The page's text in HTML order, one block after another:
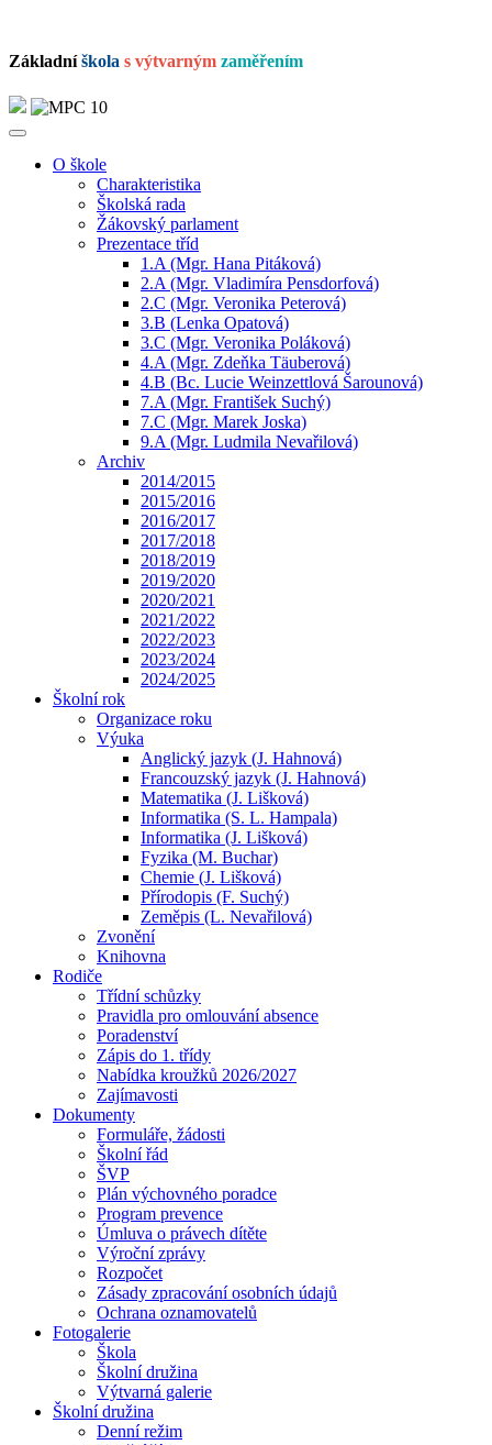
Základníškola s výtvarným zaměřením
O škole
Charakteristika
Školská rada
Žákovský parlament
Prezentace tříd
1.A (Mgr. Hana Pitáková)
2.A (Mgr. Vladimíra Pensdorfová)
2.C (Mgr. Veronika Peterová)
3.B (Lenka Opatová)
3.C (Mgr. Veronika Poláková)
4.A (Mgr. Zdeňka Täuberová)
4.B (Bc. Lucie Weinzettlová Šarounová)
7.A (Mgr. František Suchý)
7.C (Mgr. Marek Joska)
9.A (Mgr. Ludmila Nevařilová)
Archiv
2014/2015
2015/2016
2016/2017
2017/2018
2018/2019
2019/2020
2020/2021
2021/2022
2022/2023
2023/2024
2024/2025
Školní rok
Organizace roku
Výuka
Anglický jazyk (J. Hahnová)
Francouzský jazyk (J. Hahnová)
Matematika (J. Lišková)
Informatika (S. L. Hampala)
Informatika (J. Lišková)
Fyzika (M. Buchar)
Chemie (J. Lišková)
Přírodopis (F. Suchý)
Zeměpis (L. Nevařilová)
Zvonění
Knihovna
Rodiče
Třídní schůzky
Pravidla pro omlouvání absence
Poradenství
Zápis do 1. třídy
Nabídka kroužků 2026/2027
Zajímavosti
Dokumenty
Formuláře, žádosti
Školní řád
ŠVP
Plán výchovného poradce
Program prevence
Úmluva o právech dítěte
Výroční zprávy
Rozpočet
Zásady zpracování osobních údajů
Ochrana oznamovatelů
Fotogalerie
Škola
Školní družina
Výtvarná galerie
Školní družina
Denní režim